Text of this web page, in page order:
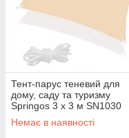
Тент-парус теневий для
дому, саду та туризму
Springos 3 x 3 м SN1030
Beige aiw якість
Немає в наявності